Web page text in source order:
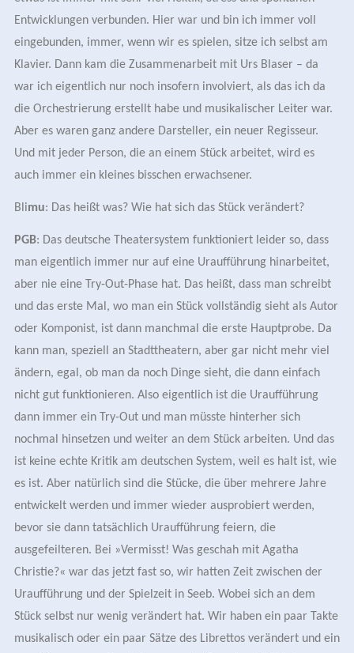
Entwicklungen verbunden. Hier war und bin ich immer voll
eingebunden, immer, wenn wir es spielen, sitze ich selbst am
Klavier. Dann kam die Zusammenarbeit mit Urs Blaser – da
war ich eigentlich nur noch insofern involviert, als das ich da
die Orchestrierung erstellt habe und musikalischer Leiter war.
Aber es waren ganz andere Darsteller, ein neuer Regisseur.
Und mit jeder Person, die an einem Stück arbeitet, wird es
auch immer ein kleines bisschen erwachsener.
Blimu: Das heißt was? Wie hat sich das Stück verändert?
PGB: Das deutsche Theatersystem funktioniert leider so, dass
man eigentlich immer nur auf eine Uraufführung hinarbeitet,
aber nie eine Try-Out-Phase hat. Das heißt, dass man schreibt
und das erste Mal, wo man ein Stück vollständig sieht als Autor
oder Komponist, ist dann manchmal die erste Hauptprobe. Da
kann man, speziell an Stadttheatern, aber gar nicht mehr viel
ändern, egal, ob man da noch Dinge sieht, die dann einfach
nicht gut funktionieren. Also eigentlich ist die Uraufführung
dann immer ein Try-Out und man müsste hinterher sich
nochmal hinsetzen und weiter an dem Stück arbeiten. Und das
ist keine echte Kritik am deutschen System, weil es halt ist, wie
es ist. Aber natürlich sind die Stücke, die über mehrere Jahre
entwickelt werden und immer wieder ausprobiert werden,
bevor sie dann tatsächlich Uraufführung feiern, die
ausgefeilteren. Bei »Vermisst! Was geschah mit Agatha
Christie?« war das jetzt fast so, wir hatten Zeit zwischen der
Uraufführung und der Spielzeit in Seeb. Wobei sich an dem
Stück selbst nur wenig verändert hat. Wir haben ein paar Takte
musikalisch oder ein paar Sätze des Librettos verändert und ein